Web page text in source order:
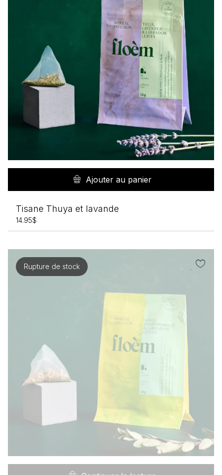
Ajouter au panier
Tisane Thuya et lavande
14.95$
Rupture de stock